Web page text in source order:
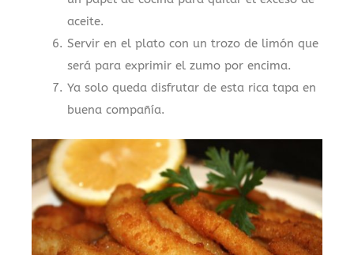
aceite.
Servir en el plato con un trozo de limón que
será para exprimir el zumo por encima.
Ya solo queda disfrutar de esta rica tapa en
buena compañía.